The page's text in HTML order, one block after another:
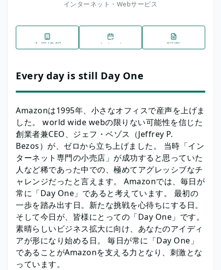
インターネット・Webサービス
企業情報 イベント 記事
Every day is still Day One
Amazonは1995年、小さなオフィスで産声を上げま
した。 world wide webの限りない可能性を信じた
創業者兼CEO、ジェフ・ベゾス（Jeffrey P.
Bezos）が、ゼロから立ち上げました。 当時「イン
ターネット専門の小売店」が成功すると思っていた
人など稀であった中での、極めてアグレッシブなチ
ャレンジだったと言えます。 Amazonでは、毎日が
常に「Day One」であると考えています。 最初の
一歩を踏み出す日。新たな挑戦を心待ちにする日。
そして今日が、皆様にとっての「Day One」です。
素晴らしいビジネス拡大に向け、あなたのアイディ
アが形になり始める日。 毎日が常に「Day One」
であることがAmazonを支える力となり、刺激とな
っています。